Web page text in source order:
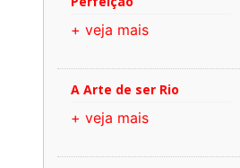
+ veja mais
A Arte de ser Rio
+ veja mais